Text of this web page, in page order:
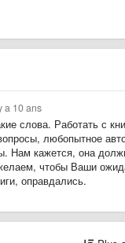
a 10 ans
слова. Работать с
любопытное
Нам кажется, она
чтобы Ваши
оправдались.